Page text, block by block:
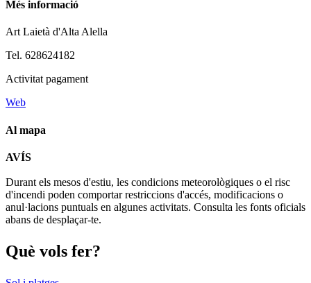
Més informació
Art Laietà d'Alta Alella
Tel. 628624182
Activitat pagament
Web
Al mapa
−
AVÍS
Durant els mesos d'estiu, les condicions meteorològiques o el risc
d'incendi poden comportar restriccions d'accés, modificacions o
anul·lacions puntuals en algunes activitats. Consulta les fonts oficials
abans de desplaçar-te.
Què vols fer?